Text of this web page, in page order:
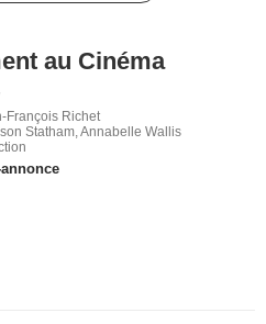
au Cinéma
François Richet
Statham, Annabelle Wallis